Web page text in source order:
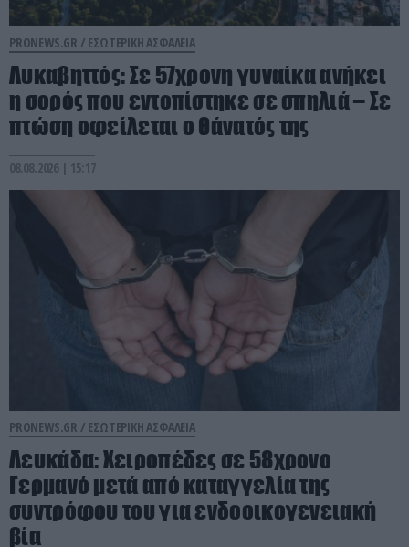
PRONEWS.GR / ΕΣΩΤΕΡΙΚΗ ΑΣΦΑΛΕΙΑ
Λυκαβηττός: Σε 57χρονη γυναίκα ανήκει
η σορός που εντοπίστηκε σε σπηλιά – Σε
πτώση οφείλεται ο θάνατός της
08.08.2026 | 15:17
PRONEWS.GR / ΕΣΩΤΕΡΙΚΗ ΑΣΦΑΛΕΙΑ
Λευκάδα: Χειροπέδες σε 58χρονο
Γερμανό μετά από καταγγελία της
συντρόφου του για ενδοοικογενειακή
βία